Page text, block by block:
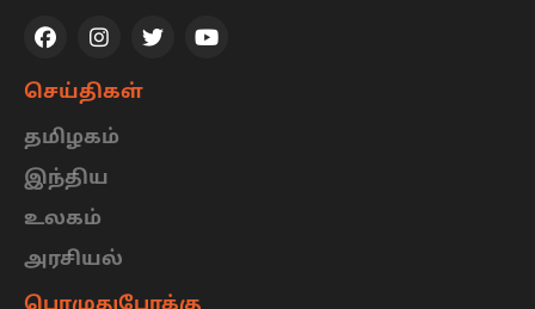
செய்திகள்
தமிழகம்
இந்திய
உலகம்
அரசியல்